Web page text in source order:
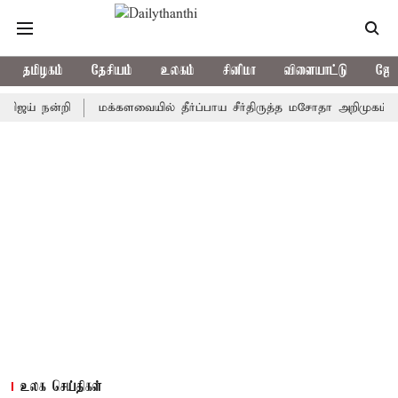
தமிழகம் தேசியம் உலகம் சினிமா விளையாட்டு
மக்களவையில் தீர்ப்பாய சீர்திருத்த மசோதா அறிமுகம்
உலக செய்திகள்